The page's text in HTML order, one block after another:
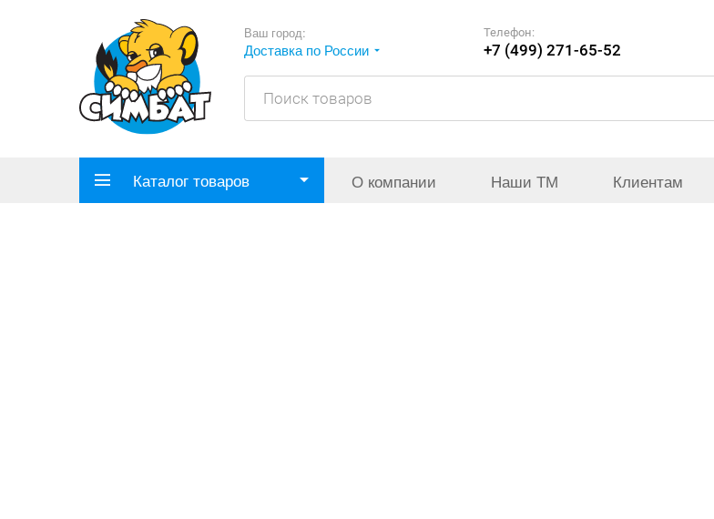
Ваш город:
Доставка по России
Телефон:
+7 (499) 271-65-52
Каталог товаров О компании Наши ТМ Клиентам